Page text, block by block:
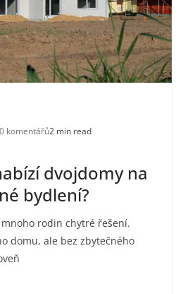
0 komentářů2 min read
dvojdomy na
bydlení?
rodin chytré řešení.
domu, ale bez zbytečného